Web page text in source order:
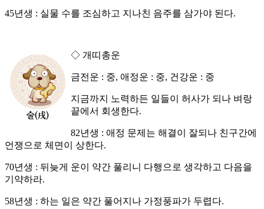
45년생 : 실물 수를 조심하고 지나친 음주를 삼가야 된다.
◇ 개띠총운
금전운 : 중, 애정운 : 중, 건강운 : 중
지금까지 노력하든 일들이 허사가 되나 벼랑
끝에서 회생한다.
82년생 : 애정 문제는 해결이 잘되나 친구간에
언쟁으로 체면이 상한다.
70년생 : 뒤늦게 운이 약간 풀리니 다행으로 생각하고 다음을
기약하라.
58년생 : 하는 일은 약간 풀어지나 가정풍파가 두렵다.